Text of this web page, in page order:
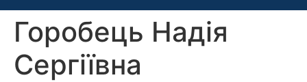
Горобець Надія
Сергіївна